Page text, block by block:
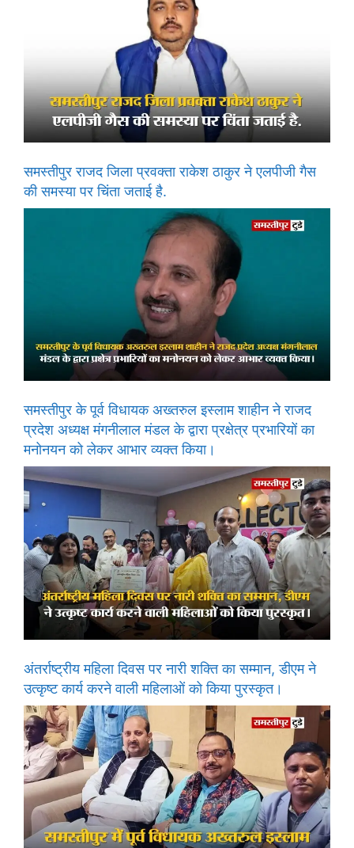
समस्तीपुर राजद जिला प्रवक्ता राकेश ठाकुर ने एलपीजी गैस
की समस्या पर चिंता जताई है.
समस्तीपुर के पूर्व विधायक अख्तरुल इस्लाम शाहीन ने राजद
प्रदेश अध्यक्ष मंगनीलाल मंडल के द्वारा प्रक्षेत्र प्रभारियों का
मनोनयन को लेकर आभार व्यक्त किया।
अंतर्राष्ट्रीय महिला दिवस पर नारी शक्ति का सम्मान, डीएम ने
उत्कृष्ट कार्य करने वाली महिलाओं को किया पुरस्कृत।